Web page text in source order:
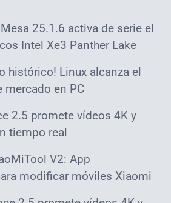
Mesa 25.1.6 activa de serie el
Intel Xe3 Panther Lake
histórico! Linux alcanza el
mercado en PC
2.5 promete vídeos 4K y
tiempo real
V2: App
modificar móviles Xiaomi